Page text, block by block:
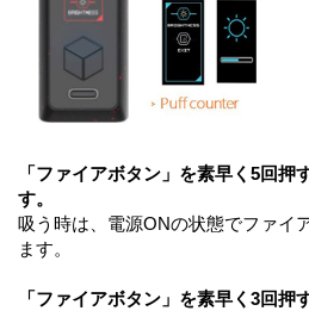
「ファイアボタン」を素早く5回押
す。
吸う時は、電源ONの状態でファイ
ます。
「ファイアボタン」を素早く3回押